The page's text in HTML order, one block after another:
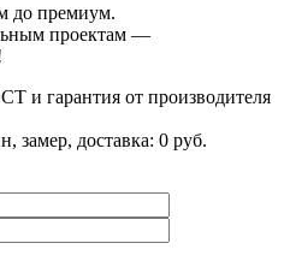
до премиум.
проектам —
и гарантия от производителя
замер, доставка: 0 руб.